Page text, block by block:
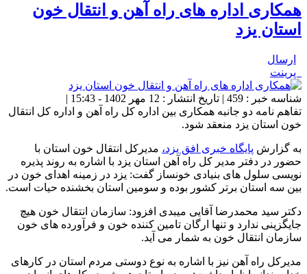
همکاری اداره های راه آهن و انتقال خون
استان یزد
ارسال
پرینت
شناسه خبر : 459 | تاریخ انتشار : 12 مهر 1402 - 15:43 |
تفاهم نامه دو جانبه همکاری بین اداره کل راه آهن و اداره کل انتقال
خون استان یزد منعقد شود.
به گزارش پایگاه خبری افق یزد، مدیرکل انتقال خون استان با
حضور در دفتر مدیر کل راه آهن استان یزد با اشاره به روند پذیره
نویسی سلول های بنیادی خونساز گفت: یزد در زمینه اهدای خون در
بین سه استان برتر کشور بوده و سومین استان بخشنده حیات است.
دکتر سید محمدرضا آقایی میبدی افزود: سازمان انتقال خون هیچ
جایگزینی ندارد و تنها ارگان تامین کننده خون و فرآورده های خون
سازمان انتقال خون به شمار می آید.
مدیرکل راه آهن نیز با اشاره به نوع دوستی مردم استان در کارهای